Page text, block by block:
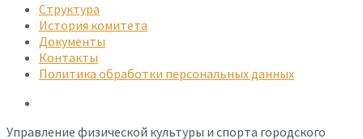
Структура
История комитета
Документы
Контакты
Политика обработки персональных данных
Управление физической культуры и спорта городского